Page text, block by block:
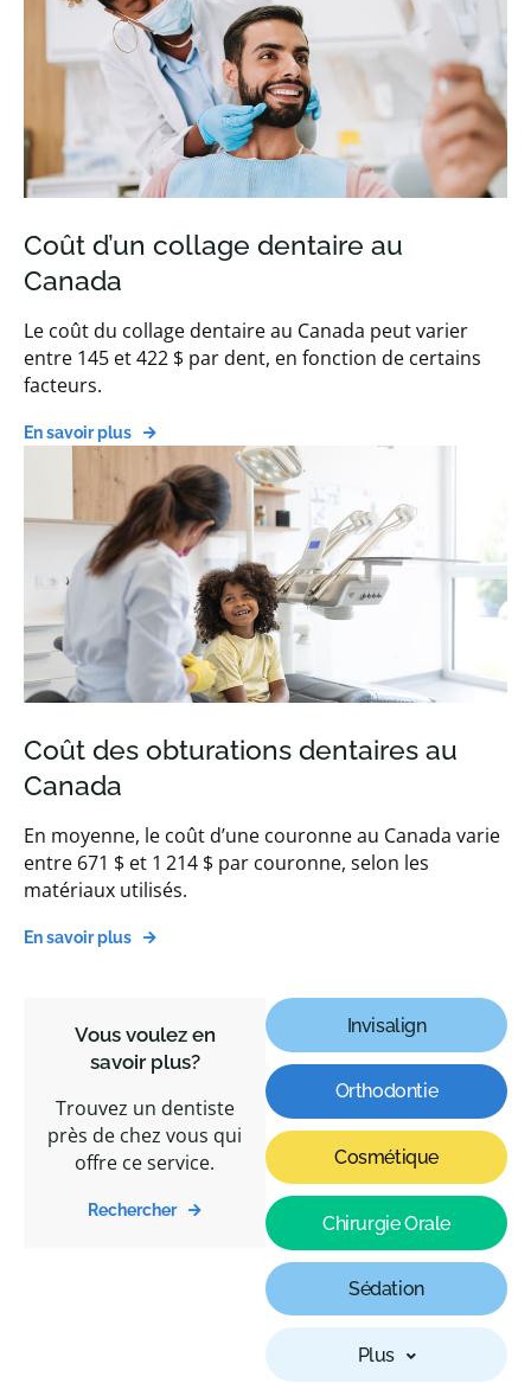
Vous voulez en
savoir plus?
Trouvez un dentiste
près de chez vous qui
offre ce service.
Rechercher
Invisalign
Orthodontie
Cosmétique
Chirurgie Orale
Sédation
Plus
Coût d’un collage dentaire au
Canada
Le coût du collage dentaire au Canada peut varier
entre 145 et 422 $ par dent, en fonction de certains
facteurs.
En savoir plus
Coût des obturations dentaires au
Canada
En moyenne, le coût d’une couronne au Canada varie
entre 671 $ et 1 214 $ par couronne, selon les
matériaux utilisés.
En savoir plus